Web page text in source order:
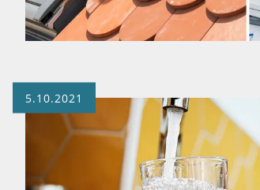
5.10.2021